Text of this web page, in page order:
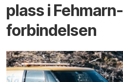
plass i Fehmarn-
forbindelsen